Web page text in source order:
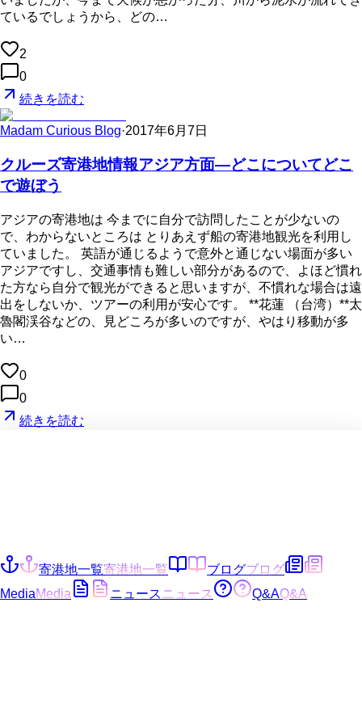
ているでしょうから、どの…
2
0
続きを読む
Madam Curious Blog·2017年6月7日
クルーズ寄港地情報アジア方面—どこについてどこ
で遊ぼう
アジアの寄港地は 今までに自分で訪問したことが少ないの
で、わからないところは とりあえず船の寄港地観光を利用し
ていました。 英語が通じるようで意外と通じない場面が多い
アジアですし、交通事情も難しい部分があるので、よほど慣れ
た方なら自分で観光ができると思いますが、不慣れな場合は遠
出をしないか、ツアーの利用が安心です。 **花蓮 （台湾）**太
魯閣渓谷などの、見どころが多いのですが、やはり移動が多
い…
0
0
続きを読む
寄港地一覧寄港地一覧 ブログブログ
MediaMedia ニュース ニュース Q&AQ&A